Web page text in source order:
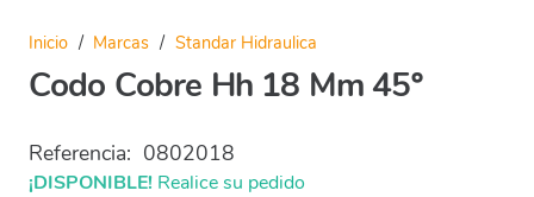
Inicio / Marcas / Standar Hidraulica
Codo Cobre Hh 18 Mm 45º
Referencia: 0802018
¡DISPONIBLE! Realice su pedido